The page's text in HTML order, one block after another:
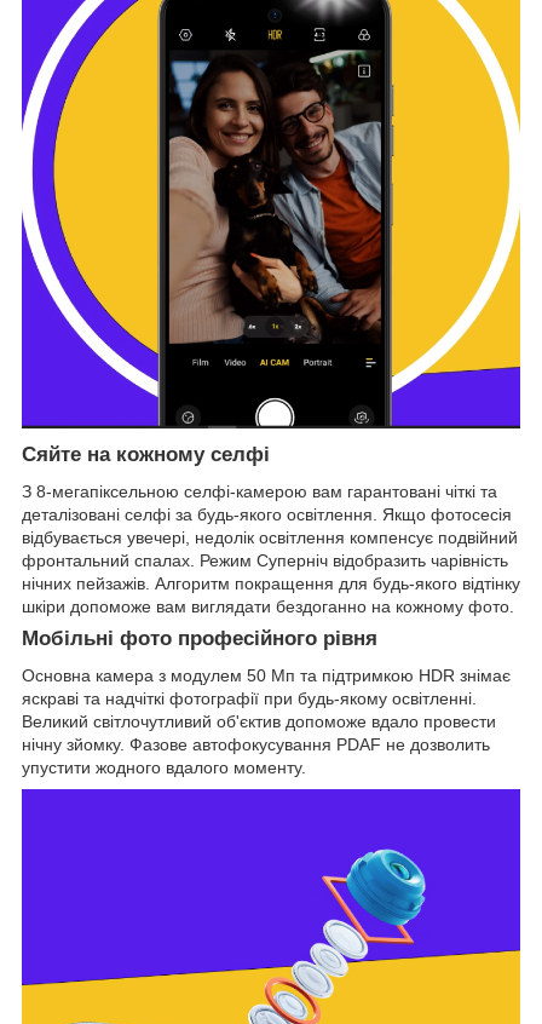
Сяйте на кожному селфі
З 8-мегапіксельною селфі-камерою вам гарантовані чіткі та
деталізовані селфі за будь-якого освітлення. Якщо фотосесія
відбувається увечері, недолік освітлення компенсує подвійний
фронтальний спалах. Режим Суперніч відобразить чарівність
нічних пейзажів. Алгоритм покращення для будь-якого відтінку
шкіри допоможе вам виглядати бездоганно на кожному фото.
Мобільні фото професійного рівня
Основна камера з модулем 50 Мп та підтримкою HDR знімає
яскраві та надчіткі фотографії при будь-якому освітленні.
Великий світлочутливий об'єктив допоможе вдало провести
нічну зйомку. Фазове автофокусування PDAF не дозволить
упустити жодного вдалого моменту.